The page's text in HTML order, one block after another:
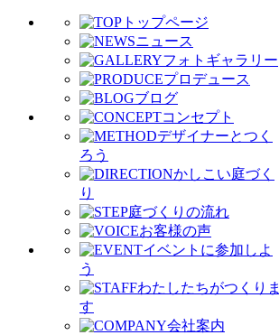
トップページ
ニュース
フォトギャラリー
プロデュース
ブログ
コンセプト
デザイナーとつく
ろう
かしこい庭づく
り
庭づくりの流れ
お客様の声
イベントに参加しよ
う
わたしたちがつくりま
す
会社案内